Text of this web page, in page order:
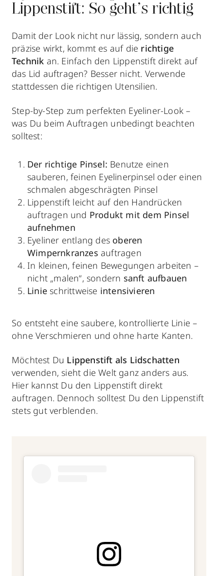
Lippenstift: So geht’s richtig
Damit der Look nicht nur lässig, sondern auch
präzise wirkt, kommt es auf die richtige
Technik an. Einfach den Lippenstift direkt auf
das Lid auftragen? Besser nicht. Verwende
stattdessen die richtigen Utensilien.
Step-by-Step zum perfekten Eyeliner-Look –
was Du beim Auftragen unbedingt beachten
solltest:
Der richtige Pinsel: Benutze einen
sauberen, feinen Eyelinerpinsel oder einen
schmalen abgeschrägten Pinsel
Lippenstift leicht auf den Handrücken
auftragen und Produkt mit dem Pinsel
aufnehmen
Eyeliner entlang des oberen
Wimpernkranzes auftragen
In kleinen, feinen Bewegungen arbeiten –
nicht „malen“, sondern sanft aufbauen
Linie schrittweise intensivieren
So entsteht eine saubere, kontrollierte Linie –
ohne Verschmieren und ohne harte Kanten.
Möchtest Du Lippenstift als Lidschatten
verwenden, sieht die Welt ganz anders aus.
Hier kannst Du den Lippenstift direkt
auftragen. Dennoch solltest Du den Lippenstift
stets gut verblenden.